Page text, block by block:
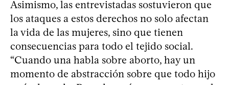
Asimismo, las entrevistadas sostuvieron que
los ataques a estos derechos no solo afectan
la vida de las mujeres, sino que tienen
consecuencias para todo el tejido social.
“Cuando una habla sobre aborto, hay un
momento de abstracción sobre que todo hijo